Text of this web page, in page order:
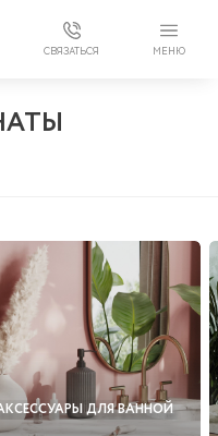
СВЯЗАТЬСЯ МЕНЮ
ДЛЯ ВАННОЙ